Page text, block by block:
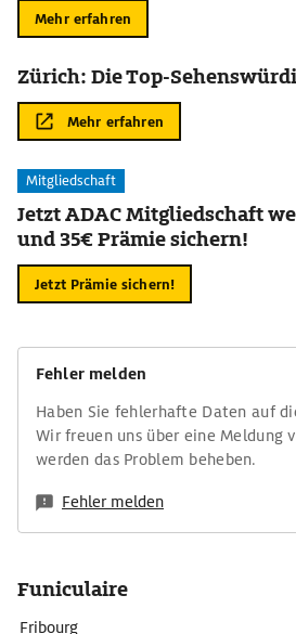
Mehr erfahren
Zürich: Die Top-
Mehr erfahren
Mitgliedschaft
Jetzt ADAC Mitgliedschaft
und 35€ Prämie sichern!
Jetzt Prämie sichern!
Fehler melden
Haben Sie fehlerhafte Daten auf
Wir freuen uns über eine Meldung
werden das Problem beheben.
Fehler melden
Funiculaire
Fribourg